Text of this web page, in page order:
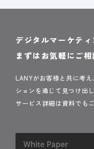
デジタルマーケティ
まずはお気軽にご相
LANYがお客様と共に考
ションを通じて見つけ出し
サービス詳細は資料でも
White Paper